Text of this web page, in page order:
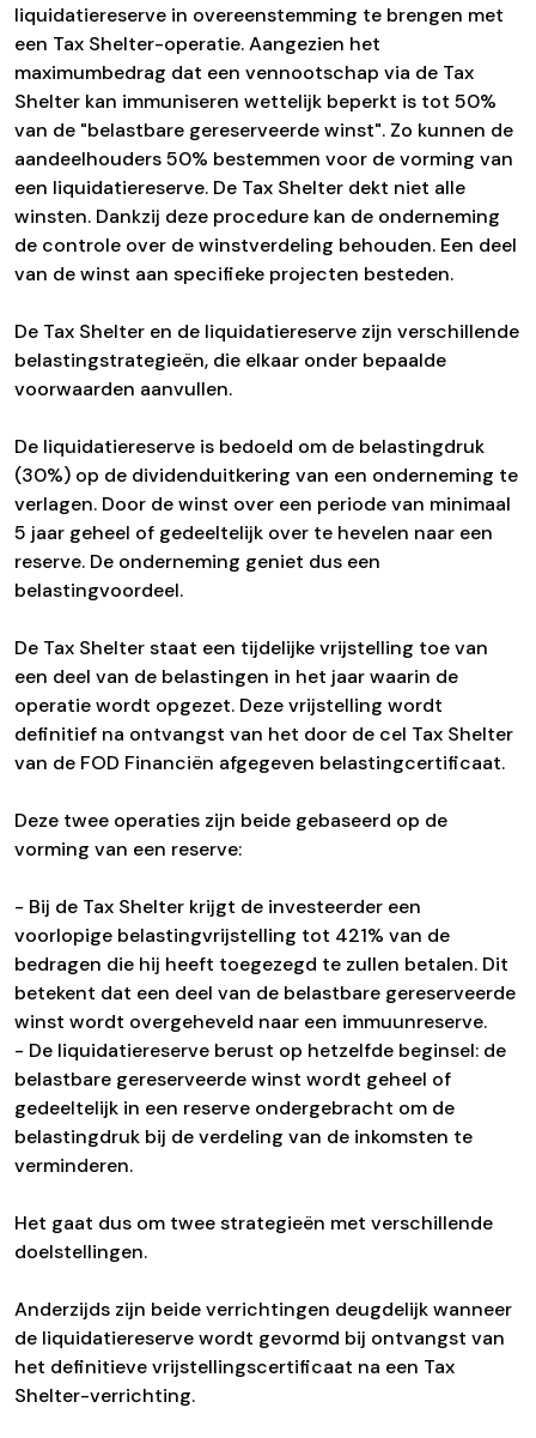
liquidatiereserve in overeenstemming te brengen met
een Tax Shelter-operatie. Aangezien het
maximumbedrag dat een vennootschap via de Tax
Shelter kan immuniseren wettelijk beperkt is tot 50%
van de "belastbare gereserveerde winst". Zo kunnen de
aandeelhouders 50% bestemmen voor de vorming van
een liquidatiereserve. De Tax Shelter dekt niet alle
winsten. Dankzij deze procedure kan de onderneming
de controle over de winstverdeling behouden. Een deel
van de winst aan specifieke projecten besteden.
De Tax Shelter en de liquidatiereserve zijn verschillende
belastingstrategieën, die elkaar onder bepaalde
voorwaarden aanvullen.
De liquidatiereserve is bedoeld om de belastingdruk
(30%) op de dividenduitkering van een onderneming te
verlagen. Door de winst over een periode van minimaal
5 jaar geheel of gedeeltelijk over te hevelen naar een
reserve. De onderneming geniet dus een
belastingvoordeel.
De Tax Shelter staat een tijdelijke vrijstelling toe van
een deel van de belastingen in het jaar waarin de
operatie wordt opgezet. Deze vrijstelling wordt
definitief na ontvangst van het door de cel Tax Shelter
van de FOD Financiën afgegeven belastingcertificaat.
Deze twee operaties zijn beide gebaseerd op de
vorming van een reserve:
- Bij de Tax Shelter krijgt de investeerder een
voorlopige belastingvrijstelling tot 421% van de
bedragen die hij heeft toegezegd te zullen betalen. Dit
betekent dat een deel van de belastbare gereserveerde
winst wordt overgeheveld naar een immuunreserve.
- De liquidatiereserve berust op hetzelfde beginsel: de
belastbare gereserveerde winst wordt geheel of
gedeeltelijk in een reserve ondergebracht om de
belastingdruk bij de verdeling van de inkomsten te
verminderen.
Het gaat dus om twee strategieën met verschillende
doelstellingen.
Anderzijds zijn beide verrichtingen deugdelijk wanneer
de liquidatiereserve wordt gevormd bij ontvangst van
het definitieve vrijstellingscertificaat na een Tax
Shelter-verrichting.